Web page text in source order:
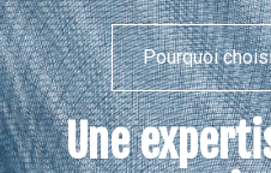
Pourquoi
Une